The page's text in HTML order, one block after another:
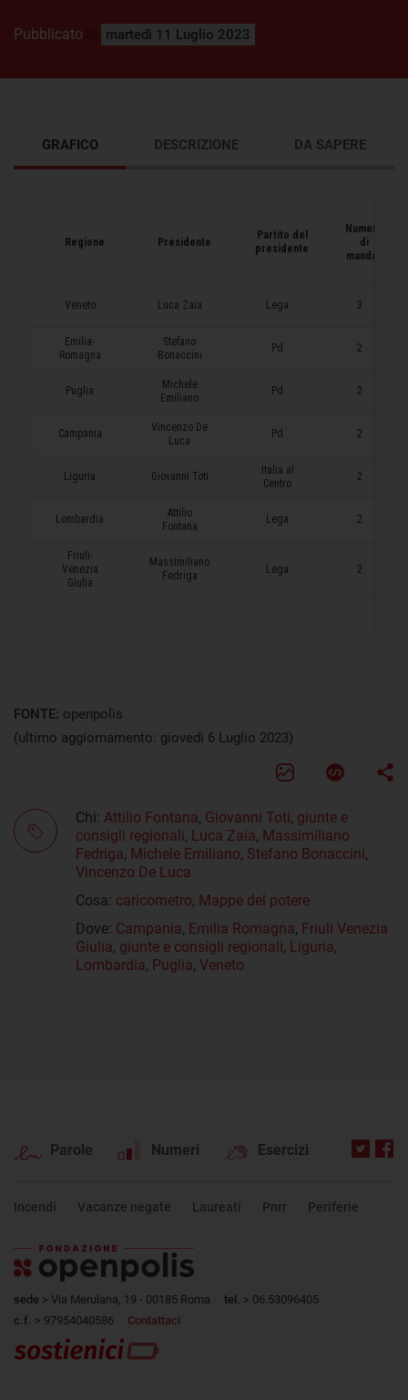
Pubblicato martedì 11 Luglio 2023
GRAFICO DESCRIZIONE DA SAPERE
FONTE: openpolis
(ultimo aggiornamento: giovedì 6 Luglio 2023)
Chi: Attilio Fontana, Giovanni Toti, giunte e
consigli regionali, Luca Zaia, Massimiliano
Fedriga, Michele Emiliano, Stefano Bonaccini,
Vincenzo De Luca
Cosa: caricometro, Mappe del potere
Dove: Campania, Emilia Romagna, Friuli Venezia
Giulia, giunte e consigli regionali, Liguria,
Lombardia, Puglia, Veneto
Parole Numeri Esercizi
Incendi Vacanze negate Laureati Pnrr Periferie
sede > Via Merulana, 19 - 00185 Roma tel. > 06.53096405
c.f. > 97954040586 Contattaci